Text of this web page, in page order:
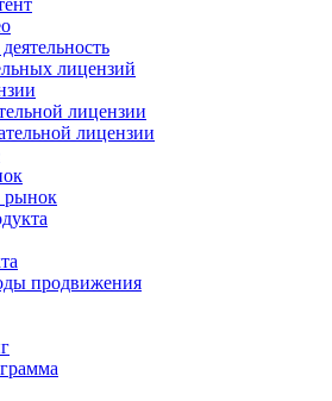
лицензий
лицензии
лицензии
рынок
продвижения